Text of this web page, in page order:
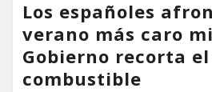
Los españoles
verano más caro
Gobierno recorta
combustible